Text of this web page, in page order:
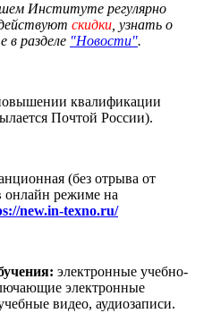
Институте регулярно
скидки , узнать о
разделе "Новости".
квалификации
Почтой России).
(без отрыва от
онлайн режиме на
new.in-texno.ru/
электронные учебно-
электронные
видео, аудиозаписи.